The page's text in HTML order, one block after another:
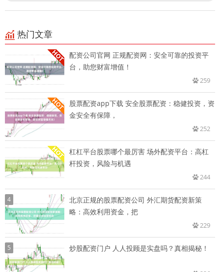
热门文章
配资公司官网 正规配资网：安全可靠的投资平
台，助您财富增值！
259
股票配资app下载 安全股票配资：稳健投资，资
金安全有保障，
252
杠杠平台股票哪个最厉害 场外配资平台：高杠
杆投资，风险与机遇
244
4
北京正规的股票配资公司 外汇期货配资新策
略：高效利用资金，把
229
5 炒股配资门户 人人投顾是实盘吗？真相揭秘！